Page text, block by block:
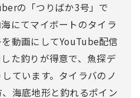
の「つりばか3号」で
にてマイボートのタイラ
動画にしてYouTube配信
た釣りが得意で、魚探デ
ています。タイラバのノ
海底地形と釣れるポイン